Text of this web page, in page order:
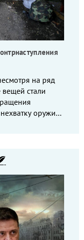
на ряд
стали
оружия,